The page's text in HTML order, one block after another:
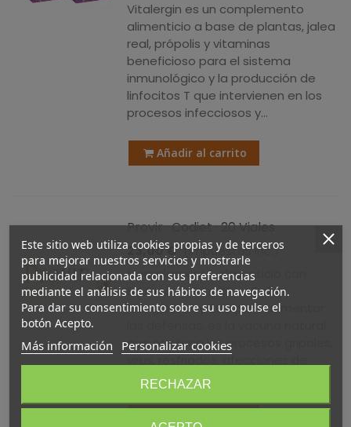
Vitalergin es un complemento
alimenticio a base de plantas, jalea
real, própolis y vitaminas
beneficioso para el sistema
inmunológico y la producción de
linfocitos T que intervienen en los
procesos infecciosos y...
Añadir al carrito
Provir · Codiet · 20 Viales
23,00 € (impuestos inc.)
Complemento alimenticio con
Equinacea, Propóleo, Cobre,
Manganeso y Zinc para aumentar
que previene los procesos gripales,
garganta y fiebre
Este sitio web utiliza cookies propias y de terceros
para mejorar nuestros servicios y mostrarle
publicidad relacionada con sus preferencias
mediante el análisis de sus hábitos de navegación.
Para dar su consentimiento sobre su uso pulse el
botón Acepto.
Más información Personalizar cookies
RECHAZAR